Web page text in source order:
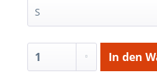
In den